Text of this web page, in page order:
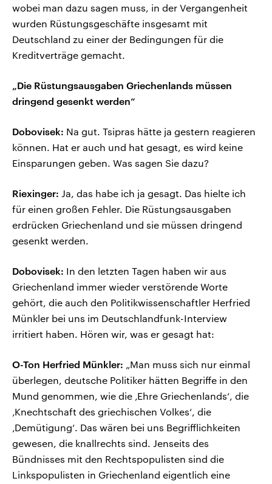
wobei man dazu sagen muss, in der Vergangenheit
wurden Rüstungsgeschäfte insgesamt mit
Deutschland zu einer der Bedingungen für die
Kreditverträge gemacht.
„Die Rüstungsausgaben Griechenlands müssen
dringend gesenkt werden“
Dobovisek: Na gut. Tsipras hätte ja gestern reagieren
können. Hat er auch und hat gesagt, es wird keine
Einsparungen geben. Was sagen Sie dazu?
Riexinger: Ja, das habe ich ja gesagt. Das hielte ich
für einen großen Fehler. Die Rüstungsausgaben
erdrücken Griechenland und sie müssen dringend
gesenkt werden.
Dobovisek: In den letzten Tagen haben wir aus
Griechenland immer wieder verstörende Worte
gehört, die auch den Politikwissenschaftler Herfried
Münkler bei uns im Deutschlandfunk-Interview
irritiert haben. Hören wir, was er gesagt hat:
O-Ton Herfried Münkler: „Man muss sich nur einmal
überlegen, deutsche Politiker hätten Begriffe in den
Mund genommen, wie die ‚Ehre Griechenlands‘, die
‚Knechtschaft des griechischen Volkes‘, die
‚Demütigung‘. Das wären bei uns Begrifflichkeiten
gewesen, die knallrechts sind. Jenseits des
Bündnisses mit den Rechtspopulisten sind die
Linkspopulisten in Griechenland eigentlich eine